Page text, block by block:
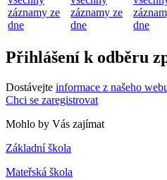
záznamy ze
dne
záznamy ze
dne
dne
Přihlášení k odběru
Dostávejte informace z našeho
Chci se zaregistrovat
Mohlo by Vás zajímat
Základní škola
Mateřská škola